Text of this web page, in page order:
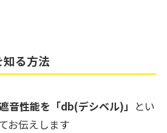
る方法
音性能を「db(デシベル)」 とい
お伝えします